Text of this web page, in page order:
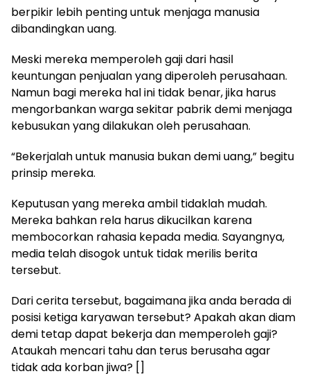
berpikir lebih penting untuk menjaga manusia
dibandingkan uang.
Meski mereka memperoleh gaji dari hasil
keuntungan penjualan yang diperoleh perusahaan.
Namun bagi mereka hal ini tidak benar, jika harus
mengorbankan warga sekitar pabrik demi menjaga
kebusukan yang dilakukan oleh perusahaan.
“Bekerjalah untuk manusia bukan demi uang,” begitu
prinsip mereka.
Keputusan yang mereka ambil tidaklah mudah.
Mereka bahkan rela harus dikucilkan karena
membocorkan rahasia kepada media. Sayangnya,
media telah disogok untuk tidak merilis berita
tersebut.
Dari cerita tersebut, bagaimana jika anda berada di
posisi ketiga karyawan tersebut? Apakah akan diam
demi tetap dapat bekerja dan memperoleh gaji?
Ataukah mencari tahu dan terus berusaha agar
tidak ada korban jiwa? []